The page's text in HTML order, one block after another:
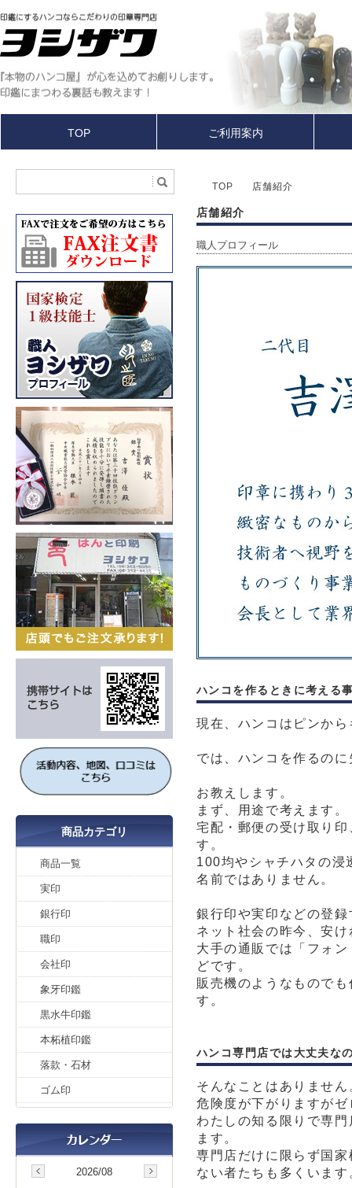
TOP ご利用案内
TOP 店舗紹介
店舗紹介
職人プロフィール
ハンコを作るときに考える
現在、ハンコはピンか
では、ハンコを作るの
お教えします。
まず、用途で考えます。
宅配・郵便の受け取り
す。
100均やシャチハタの浸
名前ではありません。
銀行印や実印などの登
ネット社会の昨今、安
大手の通販では「フォ
どです。
販売機のようなもので
す。
ハンコ専門店では大丈夫な
そんなことはありません
危険度が下がりますが
わたしの知る限りで専
ます。
専門店だけに限らず国
ない者たちも多くいます
商品カテゴリ
商品一覧
実印
銀行印
職印
会社印
象牙印鑑
黒水牛印鑑
本柘植印鑑
落款・石材
ゴム印
2026/08